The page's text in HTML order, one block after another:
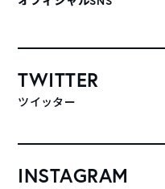
TWITTER
ツイッター
INSTAGRAM